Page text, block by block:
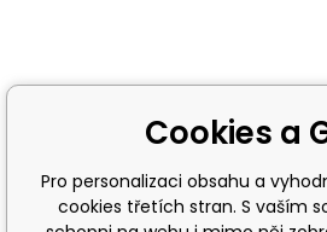
Cookies a
Pro personalizaci obsahu a
cookies třetích stran. S vaším